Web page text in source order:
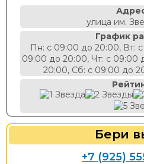
улица им.
График
Пн: с 09:00 до 20:00, Вт:
09:00 до 20:00, Чт: с 09:00
20:00, Сб: с 09:00 до
Бери
+7 (925)